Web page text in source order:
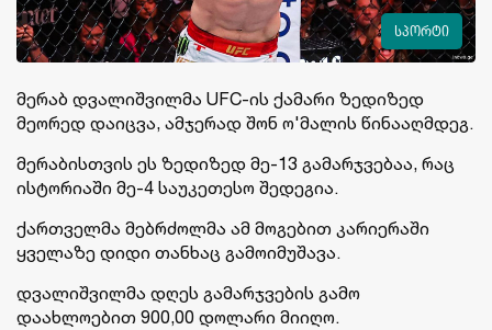
სპორტი
მერაბ დვალიშვილმა UFC-ის ქამარი ზედიზედ
მეორედ დაიცვა, ამჯერად შონ ო'მალის წინააღმდეგ.
მერაბისთვის ეს ზედიზედ მე-13 გამარჯვებაა, რაც
ისტორიაში მე-4 საუკეთესო შედეგია.
ქართველმა მებრძოლმა ამ მოგებით კარიერაში
ყველაზე დიდი თანხაც გამოიმუშავა.
დვალიშვილმა დღეს გამარჯვების გამო
დაახლოებით 900,00 დოლარი მიიღო.